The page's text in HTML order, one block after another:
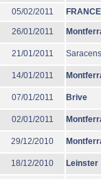
05/02/2011 FRANCE
26/01/2011
21/01/2011 Saracens
14/01/2011
07/01/2011 Brive
02/01/2011
29/12/2010
18/12/2010 Leinster